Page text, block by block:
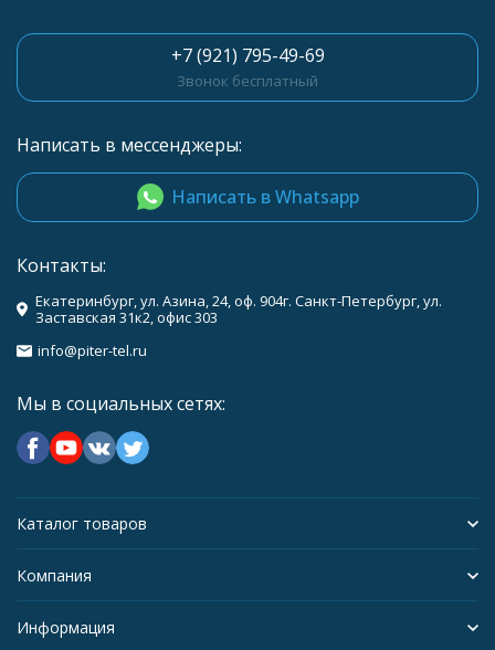
+7 (921) 795-49-69
Звонок бесплатный
Написать в мессенджеры:
Написать в Whatsapp
Контакты:
Екатеринбург, ул. Азина, 24, оф. 904г. Санкт-Петербург, ул.
Заставская 31к2, офис 303
info@piter-tel.ru
Мы в социальных сетях:
Каталог товаров
Компания
Информация